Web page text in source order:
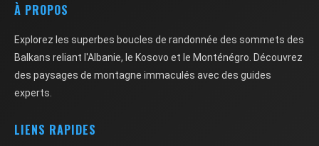
À PROPOS
Explorez les superbes boucles de randonnée des sommets des
Balkans reliant l'Albanie, le Kosovo et le Monténégro. Découvrez
des paysages de montagne immaculés avec des guides
experts.
LIENS RAPIDES